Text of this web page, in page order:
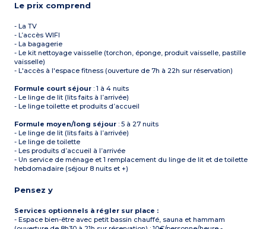
Le prix comprend
- La TV
- L’accès WIFI
- La bagagerie
- Le kit nettoyage vaisselle (torchon, éponge, produit vaisselle, pastille
vaisselle)
- L'accès à l'espace fitness (ouverture de 7h à 22h sur réservation)
Formule court séjour : 1 à 4 nuits
- Le linge de lit (lits faits à l’arrivée)
- Le linge toilette et produits d’accueil
Formule moyen/long séjour : 5 à 27 nuits
- Le linge de lit (lits faits à l’arrivée)
- Le linge de toilette
- Les produits d’accueil à l’arrivée
- Un service de ménage et 1 remplacement du linge de lit et de toilette
hebdomadaire (séjour 8 nuits et +)
Pensez y
Services optionnels à régler sur place :
- Espace bien-être avec petit bassin chauffé, sauna et hammam